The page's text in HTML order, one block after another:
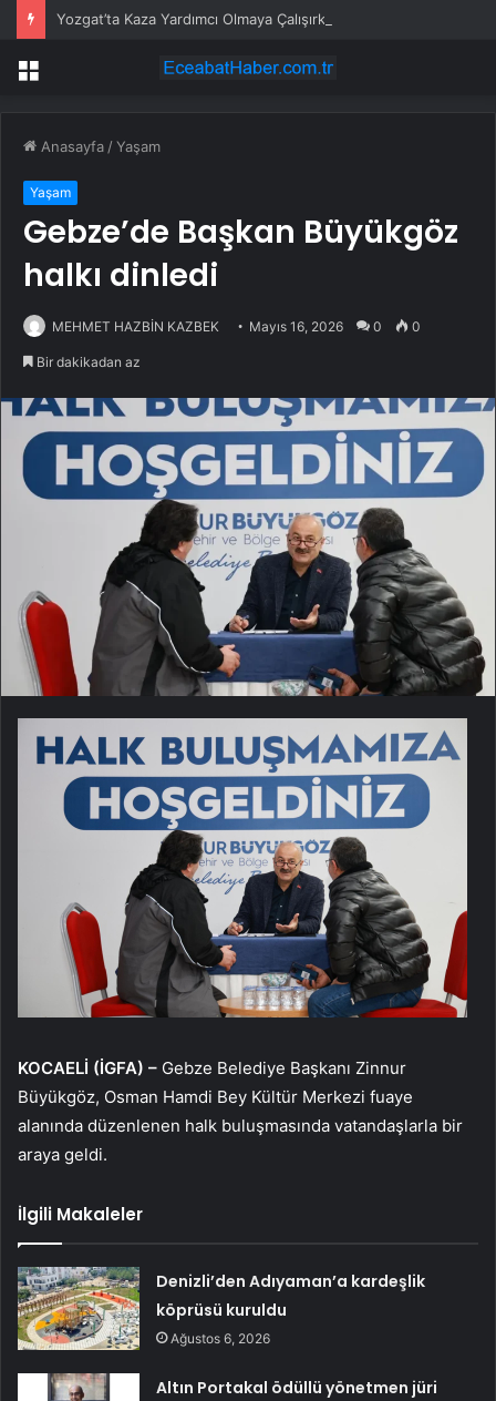
Menü
Anasayfa /Yaşam
Yaşam
Gebze’de Başkan Büyükgöz
halkı dinledi
MEHMET HAZBİN KAZBEK Mayıs 16, 2026 0 0
Bir dakikadan az
KOCAELİ (İGFA) – Gebze Belediye Başkanı Zinnur
Büyükgöz, Osman Hamdi Bey Kültür Merkezi fuaye
alanında düzenlenen halk buluşmasında vatandaşlarla bir
araya geldi.
İlgili Makaleler
Denizli’den Adıyaman’a kardeşlik
köprüsü kuruldu
Ağustos 6, 2026
Altın Portakal ödüllü yönetmen jüri